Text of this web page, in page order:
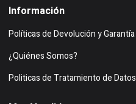
Información
Políticas de Devolución y Garantía
¿Quiénes Somos?
Politicas de Tratamiento de Datos